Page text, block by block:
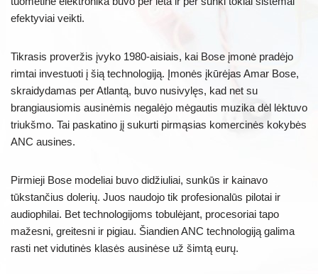
efektyviai veikti.
Tikrasis proveržis įvyko 1980-aisiais, kai Bose įmonė pradėjo
rimtai investuoti į šią technologiją. Įmonės įkūrėjas Amar Bose,
skraidydamas per Atlantą, buvo nusivylęs, kad net su
brangiausiomis ausinėmis negalėjo mėgautis muzika dėl lėktuvo
triukšmo. Tai paskatino jį sukurti pirmąsias komercinės kokybės
ANC ausines.
Pirmieji Bose modeliai buvo didžiuliai, sunkūs ir kainavo
tūkstančius dolerių. Juos naudojo tik profesionalūs pilotai ir
audiophilai. Bet technologijoms tobulėjant, procesoriai tapo
mažesni, greitesni ir pigiau. Šiandien ANC technologiją galima
rasti net vidutinės klasės ausinėse už šimtą eurų.